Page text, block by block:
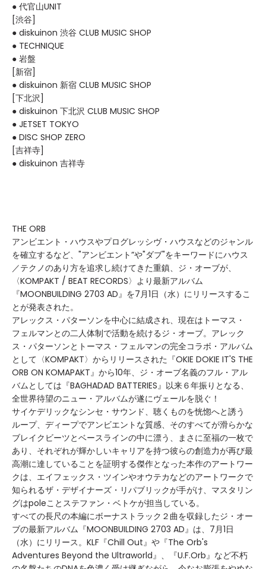
● 代官山UNIT
[渋谷]
● diskuinon 渋谷 CLUB MUSIC SHOP
● TECHNIQUE
● 岩盤
[新宿]
● diskuinon 新宿 CLUB MUSIC SHOP
[下北沢]
● diskuinon 下北沢 CLUB MUSIC SHOP
● JETSET TOKYO
● DISC SHOP ZERO
[吉祥寺]
● diskuinon 吉祥寺
THE ORB
アンビエント・ハウスやプログレッシヴ・ハウスなどのジャンル
を確立するなど、"アンビエント”や"ダブ"をキーワードにハウス
／テクノのあり方を追求し続けてきた重鎮、ジ・オーブが、
〈KOMPAKT / BEAT RECORDS〉より最新アルバム
『MOONBUILDING 2703 AD』を7月1日（水）にリリースするこ
とが発表された。
アレックス・パターソンを中心に結成され、現在はトーマス・
フェルマンとの二人体制で活動を続けるジ・オーブ。アレック
ス・パターソンとトーマス・フェルマンの完全コラボ・アルバム
として〈KOMPAKT〉からリリースされた『OKIE DOKIE IT'S THE
ORB ON KOMAPAKT』から10年、ジ・オーブ名義のフル・アル
バムとしては『BAGHADAD BATTERIES』以来６年振りとなる、
全世界待望のニュー・アルバムが遂にヴェールを脱ぐ！
サイケデリックなシンセ・サウンド、聴くものを恍惚へと誘う
ループ、ディープでアンビエントな質感、そのすべてが滑らかな
ブレイクビーツとベースラインの中に漂う、まさに至福の一枚で
あり、それぞれが輝かしいキャリアを持つ彼らの創造力が再び最
高潮に達していることを証明する傑作となった本作のアートワー
クは、エイフェックス・ツインやオウテカなどのアートワークで
知られるザ・デザイナーズ・リパブリックが手がけ、マスタリン
グはpoleことステファン・ベトケが担当している。
すべての長尺の本編にボーナストラック２曲を収録したジ・オー
ブの最新アルバム『MOONBUILDING 2703 AD』は、7月1日
（水）にリリース。KLF『Chill Out』や『The Orb's
Adventures Beyond the Ultraworld』、『U.F.Orb』など不朽